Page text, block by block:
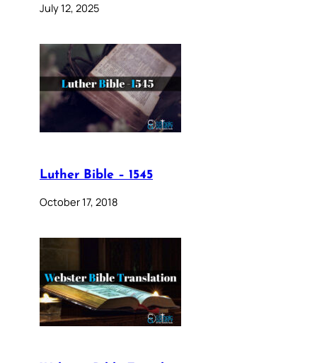
July 12, 2025
Luther Bible – 1545
October 17, 2018